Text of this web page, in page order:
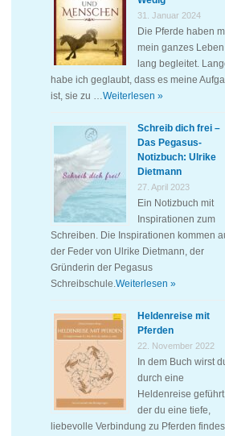
31. Januar 2024
Die Pferde haben
mein ganzes Leben
lang begleitet.
habe ich geglaubt, dass es meine
ist, sie zu …Weiterlesen »
Schreib dich frei –
Das Pegasus-
Notizbuch: Ulrike
Dietmann
27. April 2023
Ein Notizbuch mit
Inspirationen zum
Schreiben. Die Inspirationen kommen
der Feder von Ulrike Dietmann, der
Gründerin der Pegasus
Schreibschule.Weiterlesen »
Heldenreise mit
Pferden
22. November 2022
In dem Buch wirst
durch eine
Heldenreise
der du eine tiefe,
liebevolle Verbindung zu Pferden